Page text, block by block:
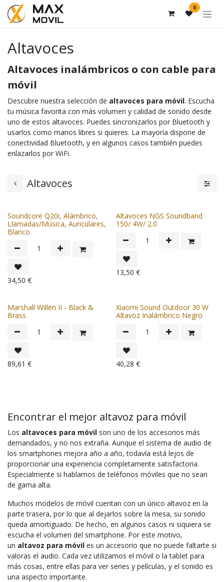
Ir al contenido 0
Altavoces
Altavoces inalámbricos o con cable para
móvil
Descubre nuestra selección de altavoces para móvil. Escucha
tu música favorita con más volumen y calidad de sonido desde
uno de estos altavoces. Puedes sincronizarlos por Bluetooth y
usarlos como manos libres si quieres. La mayoría dispone de
conectividad Bluetooth, y en algunos casos también puedes
enlazarlos por WiFi.
Altavoces
Soundcore Q20i, Alámbrico,
Llamadas/Música, Auriculares,
Blanco
34,50 €
Altavoces NGS Soundband
150/ 4W/ 2.0
13,50 €
Marshall Willen II - Black &
Brass
89,61 €
Xiaomi Sound Outdoor 30 W
Altavoz Inalámbrico Negro
40,28 €
Encontrar el mejor altavoz para móvil
Los altavoces para móvil son uno de los accesorios más
demandados, y no nos extraña. Aunque el sistema de audio de
los smartphones mejora año a año, todavía está lejos de
proporcionar una experiencia completamente satisfactoria.
Especialmente si hablamos de teléfonos móviles que no sean
de gama alta.
Muchos modelos de móvil cuentan con un único altavoz en la
parte trasera, por lo que al dejarlos sobre la mesa, su sonido
queda amortiguado. De hecho, en algunos casos ni siquiera se
escucha el volumen del smartphone. Por este motivo,
un altavoz para móvil es un accesorio que no puede faltarte si
valoras el audio. Cada vez utilizamos el móvil o la tablet para
más cosas, entre ellas para ver series y películas, y el sonido es
una aspecto importante.